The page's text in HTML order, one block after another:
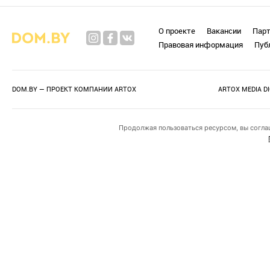
О проекте Вакансии
Правовая информация
DOM.BY — ПРОЕКТ КОМПАНИИ ARTOX ARTOX MEDIA
Продолжая пользоваться ресурсом, вы